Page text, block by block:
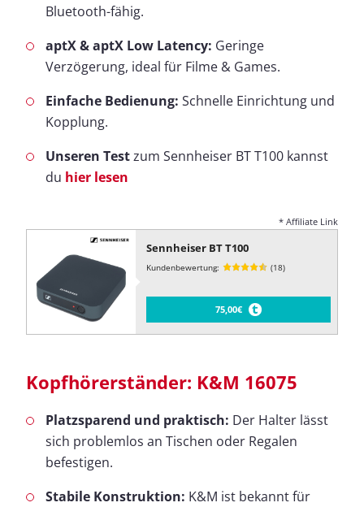
Bluetooth-fähig.
aptX & aptX Low Latency: Geringe
Verzögerung, ideal für Filme & Games.
Einfache Bedienung: Schnelle Einrichtung und
Kopplung.
Unseren Testzum Sennheiser BT T100 kannst
du hier lesen
* Affiliate Link
Sennheiser BT T100
Kundenbewertung: (18)
75,00€
Kopfhörerständer: K&M 16075
Platzsparend und praktisch: Der Halter lässt
sich problemlos an Tischen oder Regalen
befestigen.
Stabile Konstruktion: K&M ist bekannt für